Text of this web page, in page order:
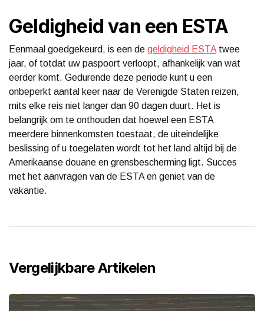
Geldigheid van een ESTA
Eenmaal goedgekeurd, is een de geldigheid ESTA twee
jaar, of totdat uw paspoort verloopt, afhankelijk van wat
eerder komt. Gedurende deze periode kunt u een
onbeperkt aantal keer naar de Verenigde Staten reizen,
mits elke reis niet langer dan 90 dagen duurt. Het is
belangrijk om te onthouden dat hoewel een ESTA
meerdere binnenkomsten toestaat, de uiteindelijke
beslissing of u toegelaten wordt tot het land altijd bij de
Amerikaanse douane en grensbescherming ligt​. Succes
met het aanvragen van de ESTA en geniet van de
vakantie.
Vergelijkbare Artikelen